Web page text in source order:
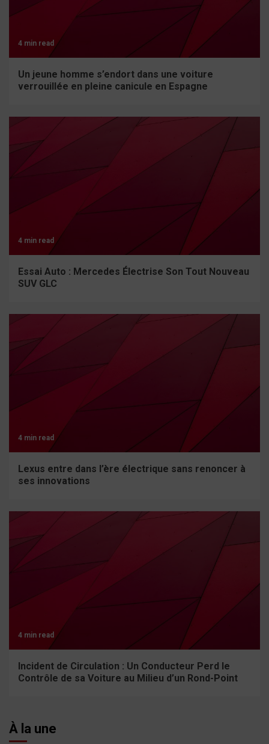
4 min read
Un jeune homme s’endort dans une voiture
verrouillée en pleine canicule en Espagne
4 min read
Essai Auto : Mercedes Électrise Son Tout Nouveau
SUV GLC
4 min read
Lexus entre dans l’ère électrique sans renoncer à
ses innovations
4 min read
Incident de Circulation : Un Conducteur Perd le
Contrôle de sa Voiture au Milieu d’un Rond-Point
À la une